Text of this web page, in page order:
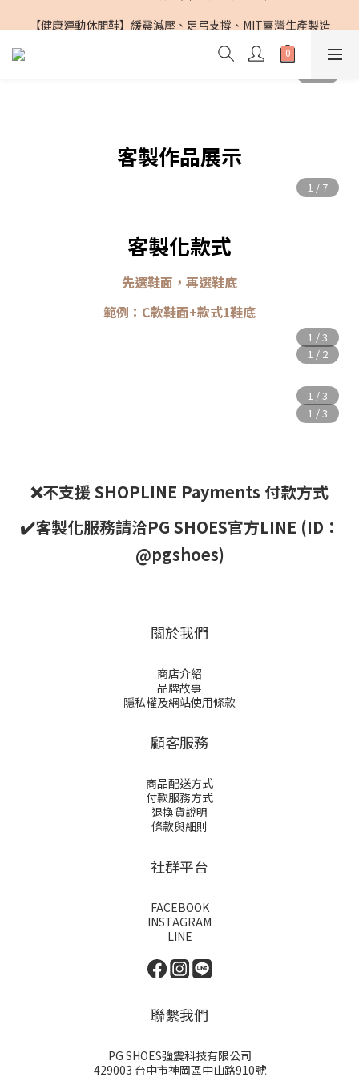
PG SHOES X 鎮瀾宮｜媽祖遶境聯名鞋
【健康運動休閒鞋】緩震減壓、足弓支撐、MIT臺灣生產製造
PG SHOES X 鎮瀾宮｜媽祖遶境聯名鞋
客製作品展示
客製化款式
先選鞋面，再選鞋底
範例：C款鞋面+款式1鞋底
❌不支援 SHOPLINE Payments 付款方式
✔️客製化服務請洽PG SHOES官方LINE (ID：
@pgshoes)
關於我們
商店介紹
品牌故事
隱私權及網站使用條款
顧客服務
商品配送方式
付款服務方式
退換貨說明
條款與細則
社群平台
FACEBOOK
INSTAGRAM
LINE
聯繫我們
PG SHOES強震科技有限公司
429003 台中市神岡區中山路910號